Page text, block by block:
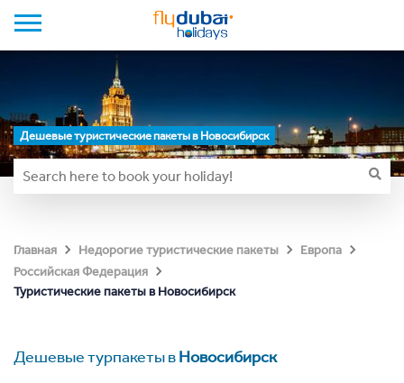
Дешевые туристические пакеты в Новосибирск
Главная Недорогие туристические пакеты
Европа
Российская Федерация
Туристические пакеты в Новосибирск
Дешевые турпакеты вНовосибирск